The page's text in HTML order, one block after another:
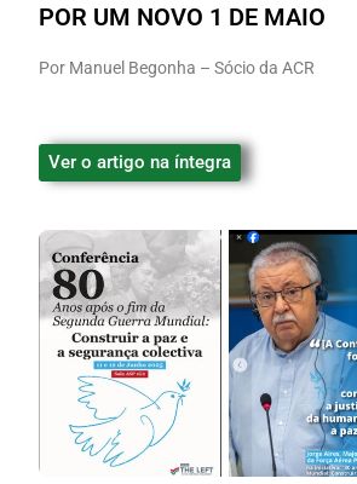
POR UM NOVO 1 DE MAIO
Por Manuel Begonha – Sócio da ACR
Ver o artigo na íntegra